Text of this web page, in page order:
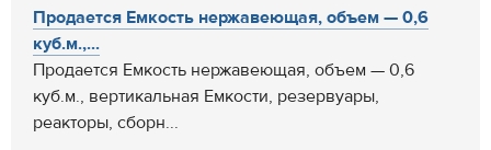
Продается Емкость нержавеющая, объем — 0,6
куб.м.,...
Продается Емкость нержавеющая, объем — 0,6
куб.м., вертикальная Емкости, резервуары,
реакторы, сборн...